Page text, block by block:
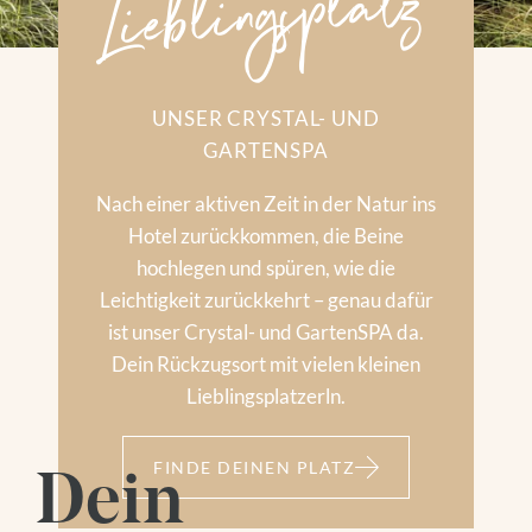
UNSER CRYSTAL- UND
GARTENSPA
Nach einer aktiven Zeit in der Natur ins
Hotel zurückkommen, die Beine
hochlegen und spüren, wie die
Leichtigkeit zurückkehrt – genau dafür
ist unser Crystal- und GartenSPA da.
Dein Rückzugsort mit vielen kleinen
Lieblingsplatzerln.
FINDE DEINEN PLATZ
Dein